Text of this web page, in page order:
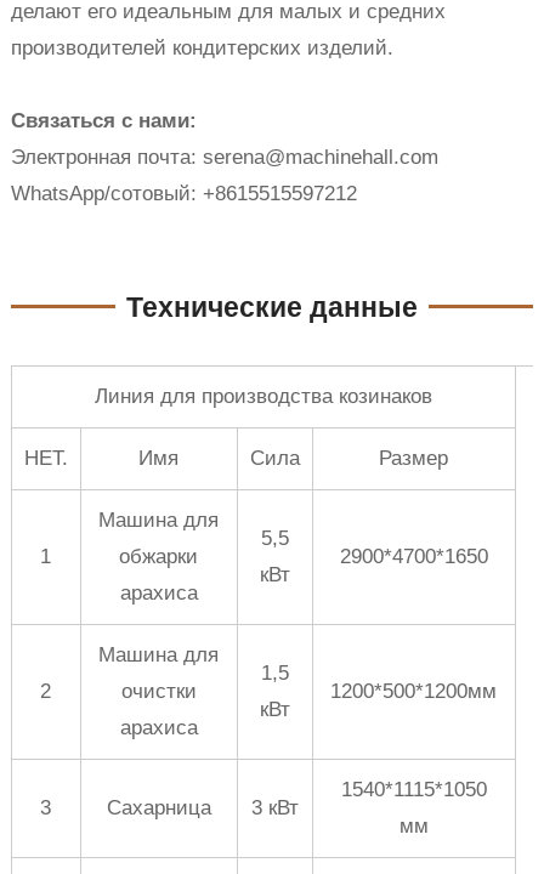
делают его идеальным для малых и средних
производителей кондитерских изделий.
Связаться с нами:
Электронная почта: serena@machinehall.com
WhatsApp/сотовый: +8615515597212
Технические данные
Линия для производства козинаков
НЕТ. Имя Сила Размер
1
Машина для
обжарки
арахиса
5,5
кВт
2900*4700*1650
2
Машина для
очистки
арахиса
1,5
кВт
1200*500*1200мм
3 Сахарница 3 кВт
1540*1115*1050
мм